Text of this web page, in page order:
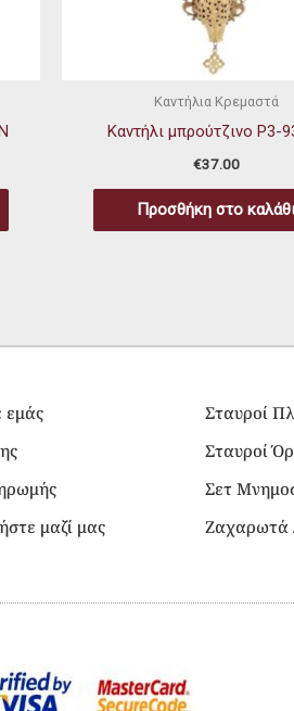
Καντήλια Κρεμαστά
Καντήλι μπρούτζινο P3-
€37.00
Προσθήκη στο
εμάς
μαζί μας
Σταυροί
Σταυροί
Σετ
Ζαχαρωτά